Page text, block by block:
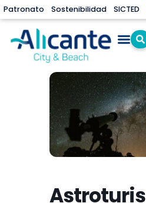
Patronato Sostenibilidad SICTED